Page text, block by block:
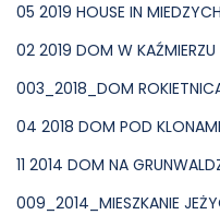
05 2019 HOUSE IN
02 2019 DOM W KAŹMIERZU
003_2018_DOM
04 2018 DOM POD KLONAMI
11 2014 DOM NA
009_2014_MIESZKANIE